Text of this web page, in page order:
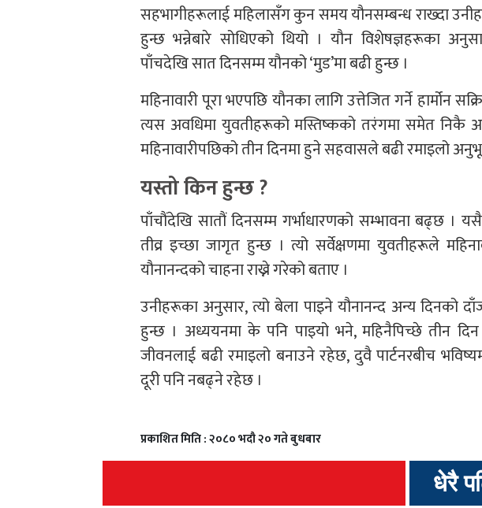
सहभागीहरूलाई महिलासँग कुन समय यौनसम्बन्ध राख्दा
हुन्छ भन्नेबारे सोधिएको थियो । यौन विशेषज्ञहरूका
पाँचदेखि सात दिनसम्म यौनको ‘मुड’मा बढी हुन्छ ।
महिनावारी पूरा भएपछि यौनका लागि उत्तेजित गर्ने हार्मोन
त्यस अवधिमा युवतीहरूको मस्तिष्कको तरंगमा समेत निकै
महिनावारीपछिको तीन दिनमा हुने सहवासले बढी रमाइलो
यस्तो किन हुन्छ ?
पाँचौंदेखि सातौं दिनसम्म गर्भाधारणको सम्भावना बढ्छ ।
तीव्र इच्छा जागृत हुन्छ । त्यो सर्वेक्षणमा युवतीहरूले
यौनानन्दको चाहना राख्ने गरेको बताए ।
उनीहरूका अनुसार, त्यो बेला पाइने यौनानन्द अन्य दिनको
हुन्छ । अध्ययनमा के पनि पाइयो भने, महिनैपिच्छे तीन
जीवनलाई बढी रमाइलो बनाउने रहेछ, दुवै पार्टनरबीच
दूरी पनि नबढ्ने रहेछ ।
प्रकाशित मिति : २०८० भदौ २० गते बुधबार
धेरै